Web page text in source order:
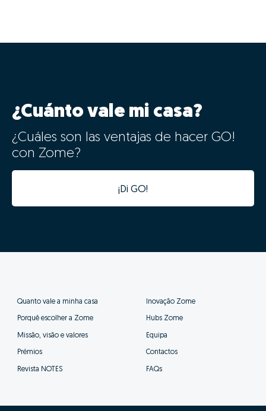
¿Cuánto vale mi casa?
¿Cuáles son las ventajas de hacer GO!
con Zome?
¡Di GO!
Quanto vale a minha casa
Porquê escolher a Zome
Missão, visão e valores
Prémios
Revista NOTES
Inovação Zome
Hubs Zome
Equipa
Contactos
FAQs